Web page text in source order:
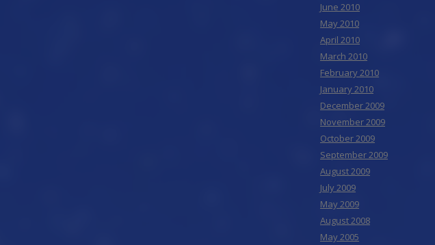
June 2010
May 2010
April 2010
March 2010
February 2010
January 2010
December 2009
November 2009
October 2009
September 2009
August 2009
July 2009
May 2009
August 2008
May 2005